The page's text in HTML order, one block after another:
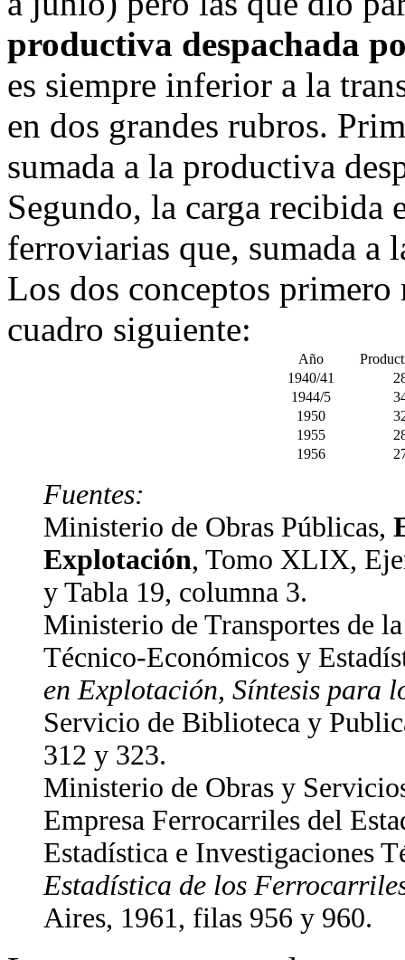
productiva despachada
es siempre inferior a la
en dos grandes rubros.
sumada a la productiva
Segundo, la carga recibida
ferroviarias que, sumada a
Los dos conceptos
cuadro siguiente:
Año
1940/41
1944/5
1950
1955
1956
Fuentes:
Ministerio de Obras Públicas,
Explotación, Tomo XLIX,
y Tabla 19, columna 3.
Ministerio de Transportes de
Técnico-Económicos y
en Explotación, Síntesis para
Servicio de Biblioteca y
312 y 323.
Ministerio de Obras y
Empresa Ferrocarriles del
Estadística e Investigaciones
Estadística de los
Aires, 1961, filas 956 y 960.